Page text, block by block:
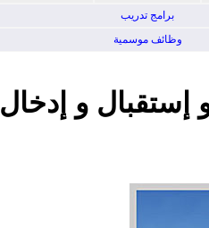
برامج تدريب
وظائف موسمية
إستقبال و إدخال